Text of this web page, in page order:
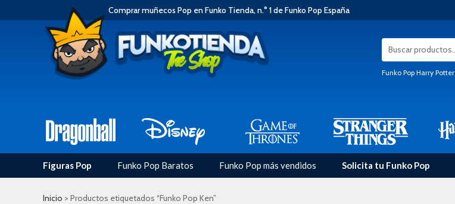
Comprar muñecos Pop en Funko Tienda, n.° 1 de Funko Pop España
Funko Pop Harry Potter
Figuras Pop Funko Pop Baratos Funko Pop más vendidos Solicita tu Funko Pop
Inicio > Productos etiquetados “Funko Pop Ken”